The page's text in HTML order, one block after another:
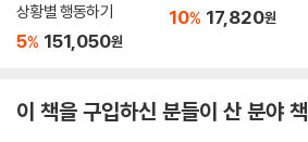
상황별 행동하기
5% 151,050원
10% 17,820원
이 책을 구입하신 분들이 산 분야 책